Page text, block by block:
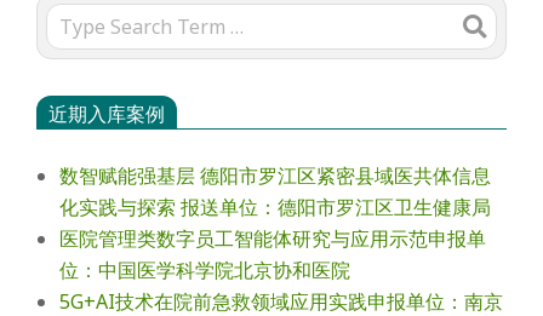
Search
近期入库案例
数智赋能强基层 德阳市罗江区紧密县域医共体信息
化实践与探索 报送单位：德阳市罗江区卫生健康局
医院管理类数字员工智能体研究与应用示范申报单
位：中国医学科学院北京协和医院
5G+AI技术在院前急救领域应用实践申报单位：南京